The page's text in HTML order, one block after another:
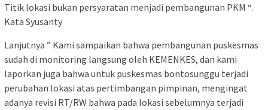
Titik lokasi bukan persyaratan menjadi pembangunan PKM “.
Kata Syusanty
Lanjutnya ” Kami sampaikan bahwa pembangunan puskesmas
sudah di monitoring langsung oleh KEMENKES, dan kami
laporkan juga bahwa untuk puskesmas bontosunggu terjadi
perubahan lokasi atas pertimbangan pimpinan, mengingat
adanya revisi RT/RW bahwa pada lokasi sebelumnya terjadi